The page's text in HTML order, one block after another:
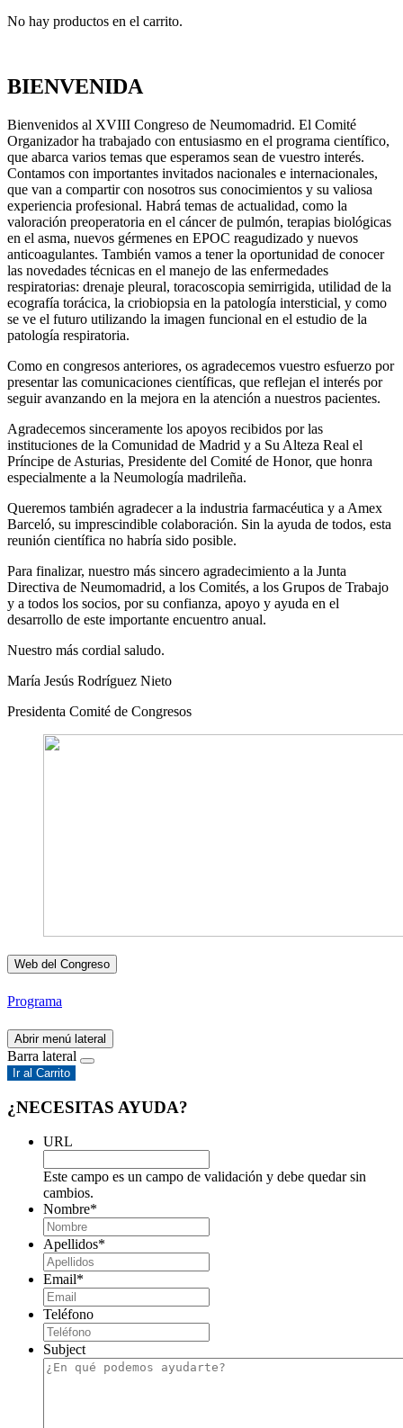
No hay productos en el carrito.
BIENVENIDA
Bienvenidos al XVIII Congreso de Neumomadrid. El Comité
Organizador ha trabajado con entusiasmo en el programa científico,
que abarca varios temas que esperamos sean de vuestro interés.
Contamos con importantes invitados nacionales e internacionales,
que van a compartir con nosotros sus conocimientos y su valiosa
experiencia profesional. Habrá temas de actualidad, como la
valoración preoperatoria en el cáncer de pulmón, terapias biológicas
en el asma, nuevos gérmenes en EPOC reagudizado y nuevos
anticoagulantes. También vamos a tener la oportunidad de conocer
las novedades técnicas en el manejo de las enfermedades
respiratorias: drenaje pleural, toracoscopia semirrigida, utilidad de la
ecografía torácica, la criobiopsia en la patología intersticial, y como
se ve el futuro utilizando la imagen funcional en el estudio de la
patología respiratoria.
Como en congresos anteriores, os agradecemos vuestro esfuerzo por
presentar las comunicaciones científicas, que reflejan el interés por
seguir avanzando en la mejora en la atención a nuestros pacientes.
Agradecemos sinceramente los apoyos recibidos por las
instituciones de la Comunidad de Madrid y a Su Alteza Real el
Príncipe de Asturias, Presidente del Comité de Honor, que honra
especialmente a la Neumología madrileña.
Queremos también agradecer a la industria farmacéutica y a Amex
Barceló, su imprescindible colaboración. Sin la ayuda de todos, esta
reunión científica no habría sido posible.
Para finalizar, nuestro más sincero agradecimiento a la Junta
Directiva de Neumomadrid, a los Comités, a los Grupos de Trabajo
y a todos los socios, por su confianza, apoyo y ayuda en el
desarrollo de este importante encuentro anual.
Nuestro más cordial saludo.
María Jesús Rodríguez Nieto
Presidenta Comité de Congresos
Web del Congreso
Programa
Abrir menú lateral
Barra lateral
Ir al Carrito
¿NECESITAS AYUDA?
URL
Este campo es un campo de validación y debe quedar sin
cambios.
Nombre*
Apellidos*
Email*
Teléfono
Subject